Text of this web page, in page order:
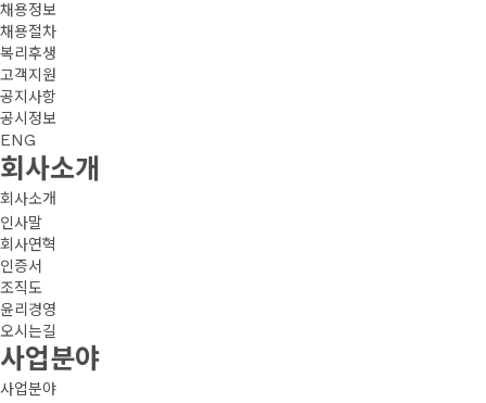
채용정보
채용절차
복리후생
고객지원
공지사항
공시정보
ENG
회사소개
회사소개
인사말
회사연혁
인증서
조직도
윤리경영
오시는길
사업분야
사업분야